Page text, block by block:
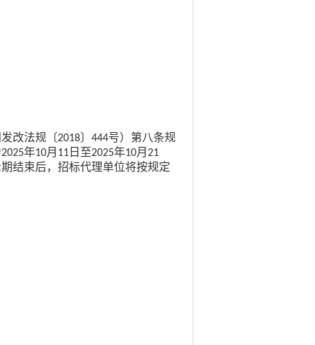
改法规〔2018〕 444号）第八条规
2025年10月 11 日至2025年10月 21
结束后，招标代理单位将按规定